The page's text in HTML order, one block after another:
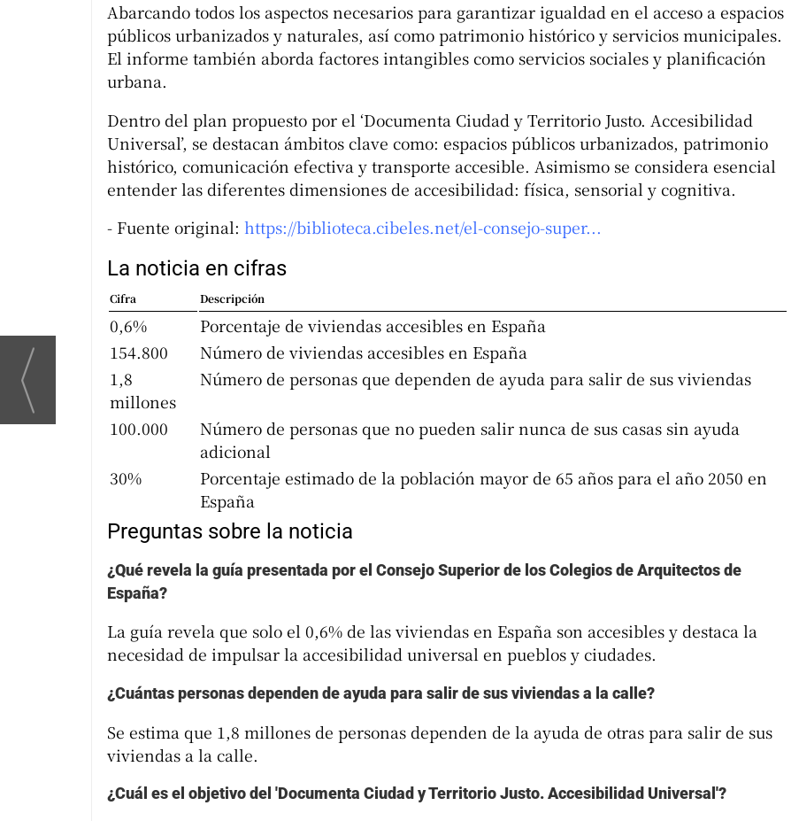
Abarcando todos los aspectos necesarios para garantizar igualdad en el acceso a espacios
públicos urbanizados y naturales, así como patrimonio histórico y servicios municipales.
El informe también aborda factores intangibles como servicios sociales y planificación
urbana.
Dentro del plan propuesto por el ‘Documenta Ciudad y Territorio Justo. Accesibilidad
Universal’, se destacan ámbitos clave como: espacios públicos urbanizados, patrimonio
histórico, comunicación efectiva y transporte accesible. Asimismo se considera esencial
entender las diferentes dimensiones de accesibilidad: física, sensorial y cognitiva.
- Fuente original: https://biblioteca.cibeles.net/el-consejo-super...
La noticia en cifras
Cifra Descripción
0,6%
Porcentaje de viviendas accesibles en España
154.800
Número de viviendas accesibles en España
1,8
millones
Número de personas que dependen de ayuda para salir de sus viviendas
100.000
Número de personas que no pueden salir nunca de sus casas sin ayuda
adicional
30%
Porcentaje estimado de la población mayor de 65 años para el año 2050 en
España
Preguntas sobre la noticia
¿Qué revela la guía presentada por el Consejo Superior de los Colegios de Arquitectos de
España?
La guía revela que solo el 0,6% de las viviendas en España son accesibles y destaca la
necesidad de impulsar la accesibilidad universal en pueblos y ciudades.
¿Cuántas personas dependen de ayuda para salir de sus viviendas a la calle?
Se estima que 1,8 millones de personas dependen de la ayuda de otras para salir de sus
viviendas a la calle.
¿Cuál es el objetivo del 'Documenta Ciudad y Territorio Justo. Accesibilidad Universal'?